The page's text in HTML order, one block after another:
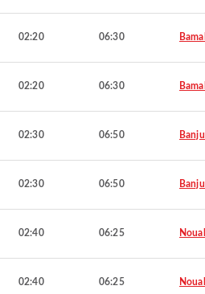
02:20 06:30
02:20 06:30
02:30 06:50
02:30 06:50
02:40 06:25
02:40 06:25